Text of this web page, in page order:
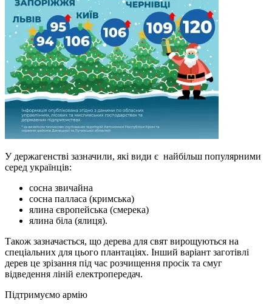
У держагенстві зазначили, які види є найбільш популярними
серед українців:
сосна звичайна
сосна палласа (кримська)
ялина європейська (смерека)
ялина біла (ялиця).
Також зазначається, що дерева для свят вирощуються на
спеціальних для цього плантаціях. Інший варіант заготівлі
дерев це зрізання під час розчищення просік та смуг
відведення ліній електропередач.
Підтримуємо армію